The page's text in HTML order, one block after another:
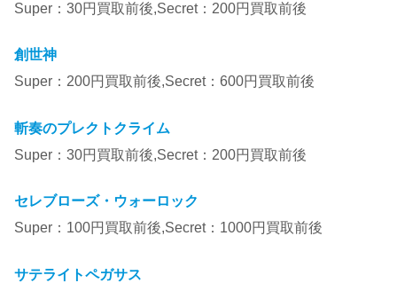
Super：30円買取前後,Secret：200円買取前後
創世神
Super：200円買取前後,Secret：600円買取前後
斬奏のプレクトクライム
Super：30円買取前後,Secret：200円買取前後
セレブローズ・ウォーロック
Super：100円買取前後,Secret：1000円買取前後
サテライトペガサス